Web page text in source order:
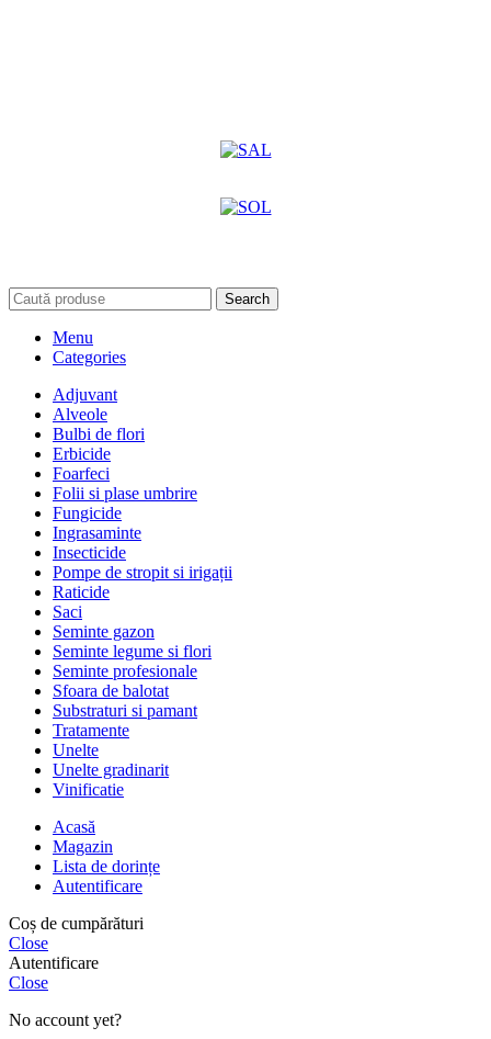
Search
Menu
Categories
Adjuvant
Alveole
Bulbi de flori
Erbicide
Foarfeci
Folii si plase umbrire
Fungicide
Ingrasaminte
Insecticide
Pompe de stropit si irigații
Raticide
Saci
Seminte gazon
Seminte legume si flori
Seminte profesionale
Sfoara de balotat
Substraturi si pamant
Tratamente
Unelte
Unelte gradinarit
Vinificatie
Acasă
Magazin
Lista de dorințe
Autentificare
Coș de cumpărături
Close
Autentificare
Close
No account yet?